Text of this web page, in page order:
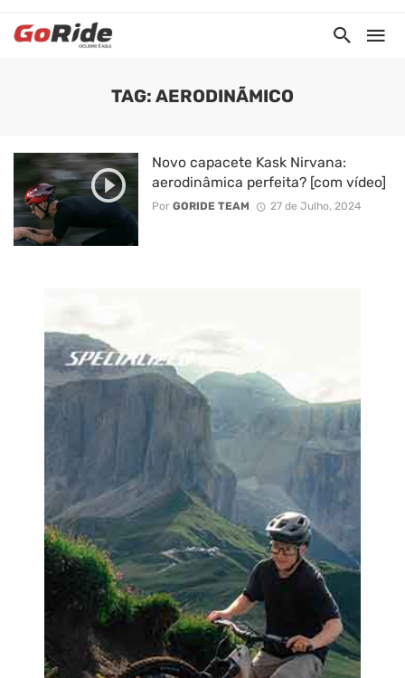
TAG: AERODINÃMICO
Novo capacete Kask Nirvana:
aerodinâmica perfeita? [com vídeo]
Por GORIDE TEAM 27 de Julho, 2024